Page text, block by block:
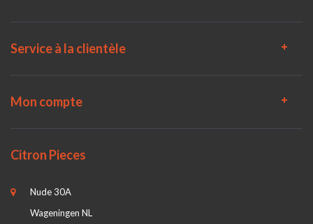
Service à la clientèle
Mon compte
Citron Pieces
Nude 30A
Wageningen NL